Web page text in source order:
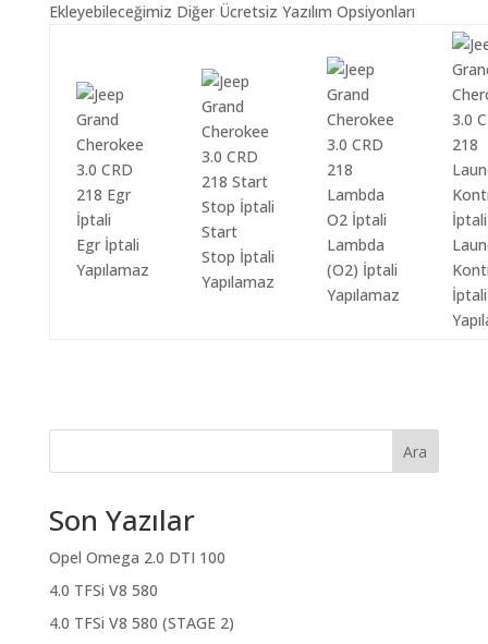
Ekleyebileceğimiz Diğer Ücretsiz Yazılım Opsiyonları
Egr İptali
Yapılamaz
Start
Stop İptali
Yapılamaz
Lambda
(O2) İptali
Yapılamaz
İptali
Ara
Son Yazılar
Opel Omega 2.0 DTI 100
4.0 TFSi V8 580
4.0 TFSi V8 580 (STAGE 2)